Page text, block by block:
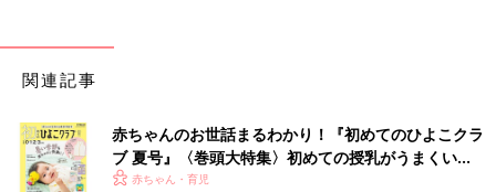
関連記事
赤ちゃんのお世話まるわかり！『初めてのひよこクラ
ブ 夏号』〈巻頭大特集〉初めての授乳がうまくい
く！ おっぱい・ミルクの基本と夏のトラブル 解決テ
赤ちゃん・育児